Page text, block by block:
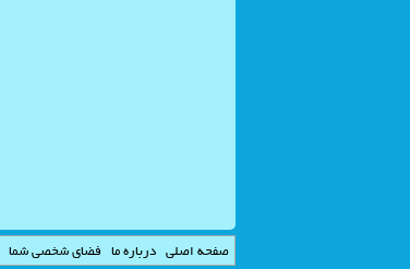
صفحه اصلي درباره ما فضاي شخصي شما